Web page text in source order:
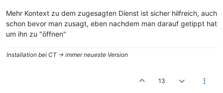
Mehr Kontext zu dem zugesagten Dienst ist sicher hilfreich, auch
schon bevor man zusagt, eben nachdem man darauf getippt hat
um ihn zu "öffnen"
Installation bei CT -> immer neueste Version
13